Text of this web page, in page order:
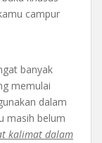
campur
banyak
memulai
dalam
masih belum
kalimat dalam